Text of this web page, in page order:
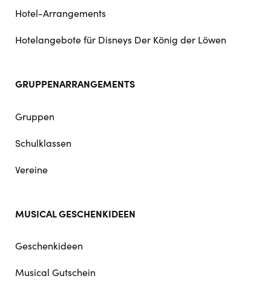
Hotel-Arrangements
Hotelangebote für Disneys Der König der Löwen
GRUPPENARRANGEMENTS
Gruppen
Schulklassen
Vereine
MUSICAL GESCHENKIDEEN
Geschenkideen
Musical Gutschein